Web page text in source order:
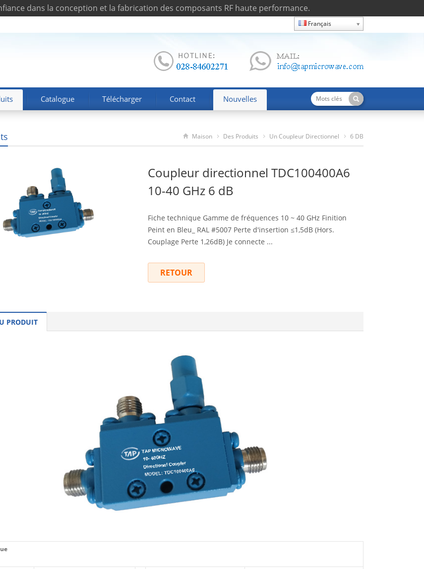
dans la conception et la fabrication des composants RF haute performance.
Français
Catalogue Télécharger Contact Nouvelles
Maison Des Produits Un Coupleur Directionnel 6 DB
Coupleur directionnel TDC100400A6
10-40 GHz 6 dB
Fiche technique Gamme de fréquences 10 ~ 40 GHz Finition
Peint en Bleu_ RAL #5007 Perte d'insertion ≤1,5dB (Hors.
Couplage Perte 1,26dB) Je connecte ...
RETOUR
PRODUIT